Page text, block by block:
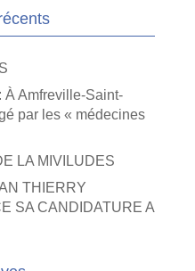
À Amfreville-Saint-
par les « médecines
LA MIVILUDES
THIERRY
SA CANDIDATURE A